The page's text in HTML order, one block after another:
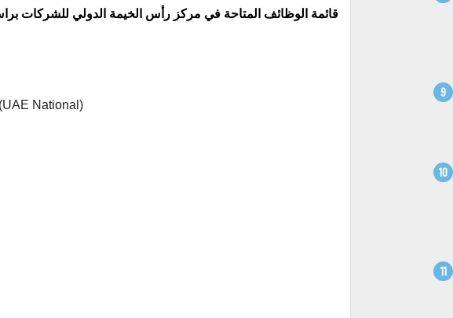
قائمة الوظائف المتاحة في مركز رأس الخيمة الدولي للشركات
National)